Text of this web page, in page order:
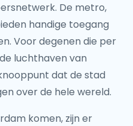
De metro,
handige toegang
Voor degenen die per
luchthaven van
dat de stad
over de hele wereld.
komen, zijn er